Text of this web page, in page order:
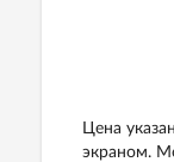
Цена
экраном.